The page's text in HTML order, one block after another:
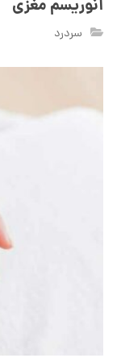
آنوریسم مغزی
سردرد